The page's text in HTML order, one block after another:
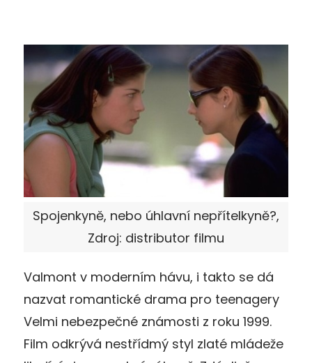
Spojenkyně, nebo úhlavní nepřítelkyně?,
Zdroj: distributor filmu
Valmont v moderním hávu, i takto se dá
nazvat romantické drama pro teenagery
Velmi nebezpečné známosti z roku 1999.
Film odkrývá nestřídmý styl zlaté mládeže